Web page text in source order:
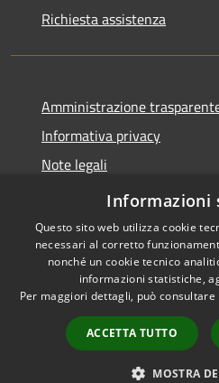
Richiesta assistenza
Amministrazione
Informativa privacy
Note legali
Dichiarazione di accessibilità
Accessibilità
Informazioni
Questo sito web utilizza cookie
necessari al corretto
nonché un cookie tecnico
informazioni statistiche,
Per maggiori dettagli, può
ACCETTA TUTTO
MOSTRA